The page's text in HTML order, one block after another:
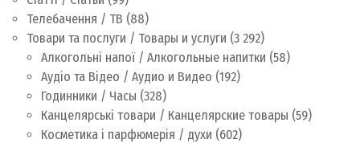
Телебачення / ТВ (88)
Товари та послуги / Товары и услуги (3 292)
Алкогольні напої / Алкогольные напитки (58)
Аудіо та Відео / Аудио и Видео (192)
Годинники / Часы (328)
Канцелярські товари / Канцелярские товары (59)
Косметика і парфюмерія / духи (602)